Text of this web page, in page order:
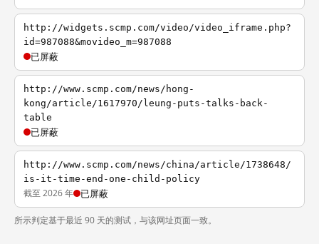
http://widgets.scmp.com/video/video_iframe.php?
id=987088&movideo_m=987088
已屏蔽
http://www.scmp.com/news/hong-
kong/article/1617970/leung-puts-talks-back-
table
已屏蔽
http://www.scmp.com/news/china/article/1738648/
is-it-time-end-one-child-policy
截至 2026 年 已屏蔽
所示判定基于最近 90 天的测试，与该网址页面一致。